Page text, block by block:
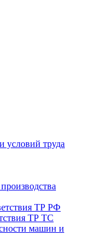
условий труда
ТР РФ
ТР ТС
машин и